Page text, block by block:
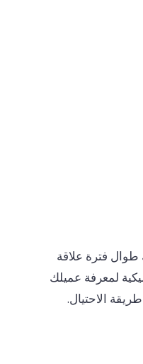
فترة علاقة
لمعرفة عميلك